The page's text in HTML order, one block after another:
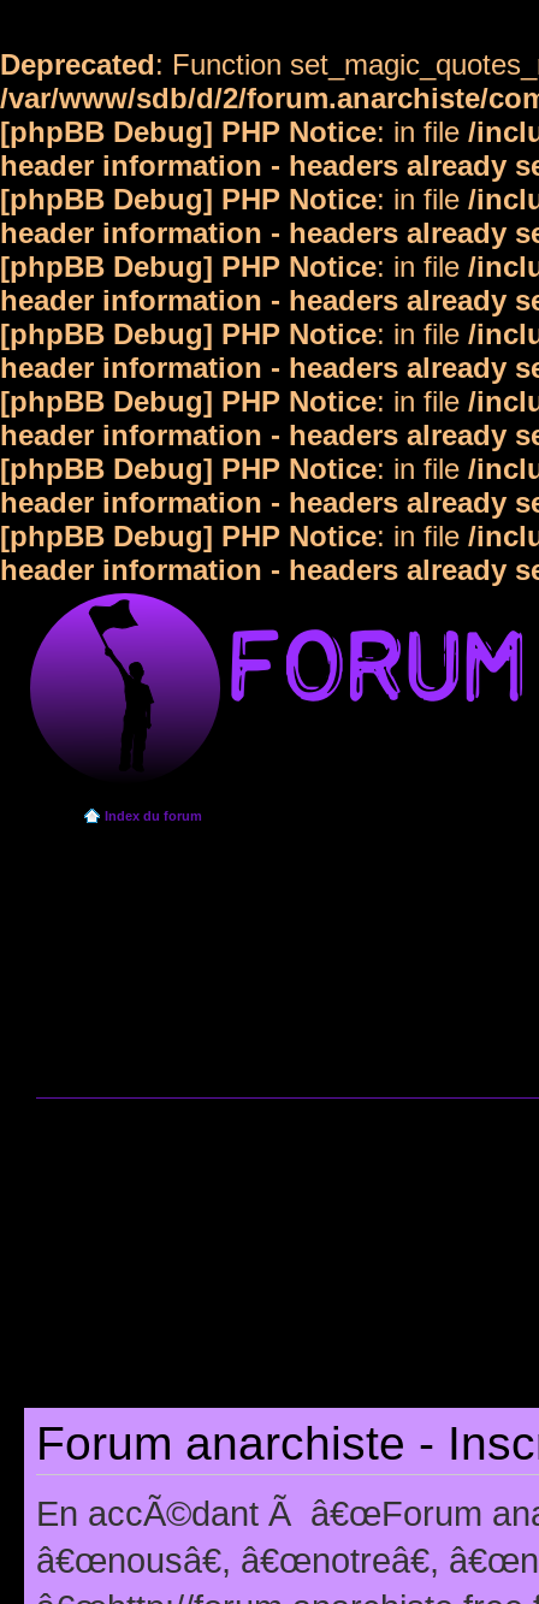
Deprecated: Function
/var/www/sdb/d/2/forum.anarchiste/
[phpBB Debug] PHP Notice: in file /
header information - headers already
[phpBB Debug] PHP Notice: in file /
header information - headers already
[phpBB Debug] PHP Notice: in file /
header information - headers already
[phpBB Debug] PHP Notice: in file /
header information - headers already
[phpBB Debug] PHP Notice: in file /
header information - headers already
[phpBB Debug] PHP Notice: in file /
header information - headers already
[phpBB Debug] PHP Notice: in file /
header information - headers already
Index du forum
Forum anarchiste -
En accÃ©dant Ã â€œForum
â€œnousâ€, â€œnotreâ€,